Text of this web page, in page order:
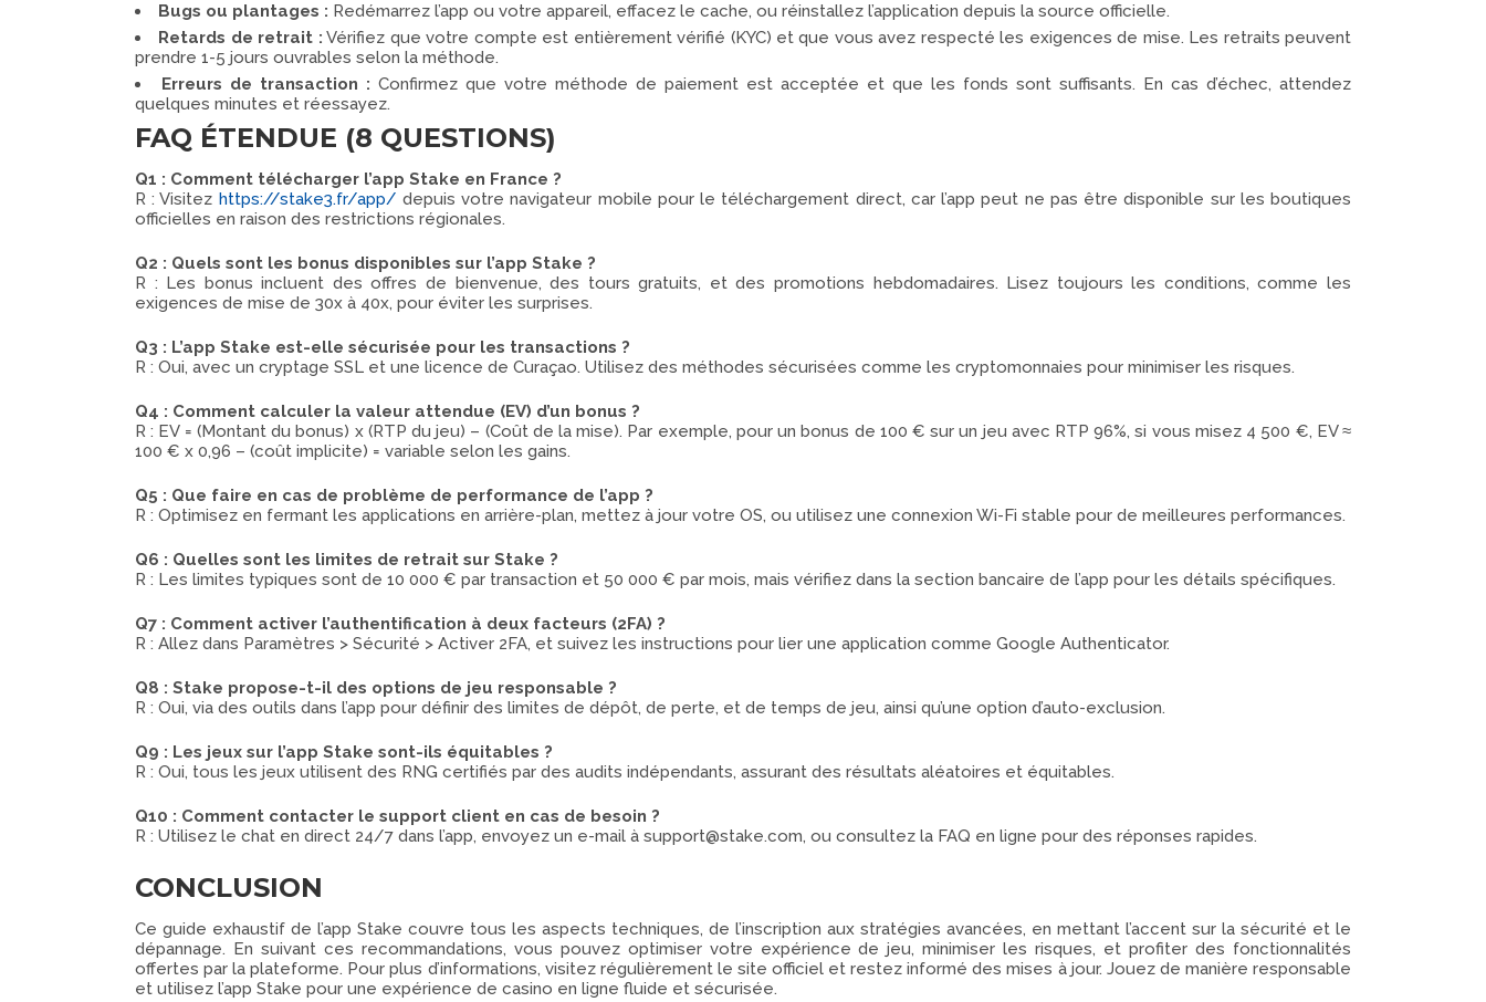
Bugs ou plantages : Redémarrez l’app ou votre appareil, effacez le cache, ou réinstallez l’application depuis la source officielle.
Retards de retrait : Vérifiez que votre compte est entièrement vérifié (KYC) et que vous avez respecté les exigences de mise. Les retraits peuvent
prendre 1-5 jours ouvrables selon la méthode.
Erreurs de transaction : Confirmez que votre méthode de paiement est acceptée et que les fonds sont suffisants. En cas d’échec, attendez
quelques minutes et réessayez.
FAQ ÉTENDUE (8 QUESTIONS)
Q1 : Comment télécharger l’app Stake en France ?
R : Visitez https://stake3.fr/app/ depuis votre navigateur mobile pour le téléchargement direct, car l’app peut ne pas être disponible sur les boutiques
officielles en raison des restrictions régionales.
Q2 : Quels sont les bonus disponibles sur l’app Stake ?
R : Les bonus incluent des offres de bienvenue, des tours gratuits, et des promotions hebdomadaires. Lisez toujours les conditions, comme les
exigences de mise de 30x à 40x, pour éviter les surprises.
Q3 : L’app Stake est-elle sécurisée pour les transactions ?
R : Oui, avec un cryptage SSL et une licence de Curaçao. Utilisez des méthodes sécurisées comme les cryptomonnaies pour minimiser les risques.
Q4 : Comment calculer la valeur attendue (EV) d’un bonus ?
R : EV = (Montant du bonus) x (RTP du jeu) – (Coût de la mise). Par exemple, pour un bonus de 100 € sur un jeu avec RTP 96%, si vous misez 4 500 €, EV ≈
100 € x 0,96 – (coût implicite) = variable selon les gains.
Q5 : Que faire en cas de problème de performance de l’app ?
R : Optimisez en fermant les applications en arrière-plan, mettez à jour votre OS, ou utilisez une connexion Wi-Fi stable pour de meilleures performances.
Q6 : Quelles sont les limites de retrait sur Stake ?
R : Les limites typiques sont de 10 000 € par transaction et 50 000 € par mois, mais vérifiez dans la section bancaire de l’app pour les détails spécifiques.
Q7 : Comment activer l’authentification à deux facteurs (2FA) ?
R : Allez dans Paramètres > Sécurité > Activer 2FA, et suivez les instructions pour lier une application comme Google Authenticator.
Q8 : Stake propose-t-il des options de jeu responsable ?
R : Oui, via des outils dans l’app pour définir des limites de dépôt, de perte, et de temps de jeu, ainsi qu’une option d’auto-exclusion.
Q9 : Les jeux sur l’app Stake sont-ils équitables ?
R : Oui, tous les jeux utilisent des RNG certifiés par des audits indépendants, assurant des résultats aléatoires et équitables.
Q10 : Comment contacter le support client en cas de besoin ?
R : Utilisez le chat en direct 24/7 dans l’app, envoyez un e-mail à support@stake.com, ou consultez la FAQ en ligne pour des réponses rapides.
CONCLUSION
Ce guide exhaustif de l’app Stake couvre tous les aspects techniques, de l’inscription aux stratégies avancées, en mettant l’accent sur la sécurité et le
dépannage. En suivant ces recommandations, vous pouvez optimiser votre expérience de jeu, minimiser les risques, et profiter des fonctionnalités
offertes par la plateforme. Pour plus d’informations, visitez régulièrement le site officiel et restez informé des mises à jour. Jouez de manière responsable
et utilisez l’app Stake pour une expérience de casino en ligne fluide et sécurisée.